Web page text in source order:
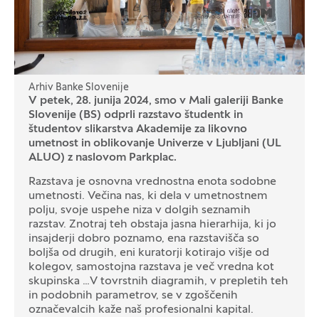
Arhiv Banke Slovenije
V petek, 28. junija 2024, smo v Mali galeriji Banke
Slovenije (BS) odprli razstavo študentk in
študentov slikarstva Akademije za likovno
umetnost in oblikovanje Univerze v Ljubljani (UL
ALUO) z naslovom Parkplac.
Razstava je osnovna vrednostna enota sodobne
umetnosti. Večina nas, ki dela v umetnostnem
polju, svoje uspehe niza v dolgih seznamih
razstav. Znotraj teh obstaja jasna hierarhija, ki jo
insajderji dobro poznamo, ena razstavišča so
boljša od drugih, eni kuratorji kotirajo višje od
kolegov, samostojna razstava je več vredna kot
skupinska ... V tovrstnih diagramih, v prepletih teh
in podobnih parametrov, se v zgoščenih
označevalcih kaže naš profesionalni kapital.